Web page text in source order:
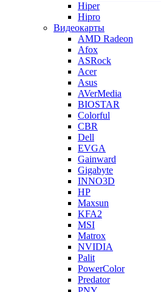
Hiper
Hipro
Видеокарты
AMD Radeon
Afox
ASRock
Acer
Asus
AVerMedia
BIOSTAR
Colorful
CBR
Dell
EVGA
Gainward
Gigabyte
INNO3D
HP
Maxsun
KFA2
MSI
Matrox
NVIDIA
Palit
PowerColor
Predator